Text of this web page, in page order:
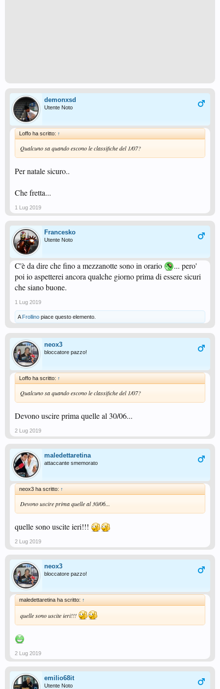
demonxsd
Utente Noto
Loffo ha scritto: ↑
Qualcuno sa quando escono le classifiche del 1/07?
Per natale sicuro..
Che fretta...
1 Lug 2019
Francesko
Utente Noto
C'è da dire che fino a mezzanotte sono in orario
... pero'
poi io aspetterei ancora qualche giorno prima di essere sicuri
che siano buone.
1 Lug 2019
A Frollino piace questo elemento.
neox3
bloccatore pazzo!
Loffo ha scritto: ↑
Qualcuno sa quando escono le classifiche del 1/07?
Devono uscire prima quelle al 30/06...
2 Lug 2019
maledettaretina
attaccante smemorato
neox3 ha scritto: ↑
Devono uscire prima quelle al 30/06...
quelle sono uscite ieri!!!
2 Lug 2019
neox3
bloccatore pazzo!
maledettaretina ha scritto: ↑
quelle sono uscite ieri!!!
2 Lug 2019
emilio68it
Utente Noto